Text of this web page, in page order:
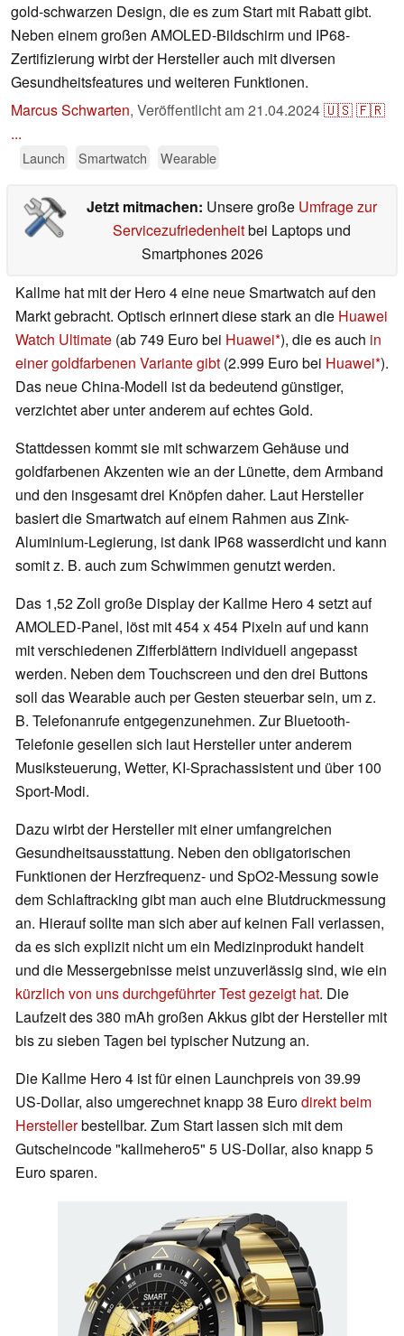
gold-schwarzen Design, die es zum Start mit Rabatt gibt.
Neben einem großen AMOLED-Bildschirm und IP68-
Zertifizierung wirbt der Hersteller auch mit diversen
Gesundheitsfeatures und weiteren Funktionen.
Marcus Schwarten, Veröffentlicht am21.04.2024🇺🇸🇫🇷
...
Launch Smartwatch Wearable
Jetzt mitmachen: Unsere große Umfrage zur
Servicezufriedenheitbei Laptops und
Smartphones 2026
Kallme hat mit der Hero 4 eine neue Smartwatch auf den
Markt gebracht. Optisch erinnert diese stark an die Huawei
Watch Ultimate (ab 749 Euro bei Huawei ), die es auch in
einer goldfarbenen Variante gibt (2.999 Euro bei Huawei ).
Das neue China-Modell ist da bedeutend günstiger,
verzichtet aber unter anderem auf echtes Gold.
Stattdessen kommt sie mit schwarzem Gehäuse und
goldfarbenen Akzenten wie an der Lünette, dem Armband
und den insgesamt drei Knöpfen daher. Laut Hersteller
basiert die Smartwatch auf einem Rahmen aus Zink-
Aluminium-Legierung, ist dank IP68 wasserdicht und kann
somit z. B. auch zum Schwimmen genutzt werden.
Das 1,52 Zoll große Display der Kallme Hero 4 setzt auf
AMOLED-Panel, löst mit 454 x 454 Pixeln auf und kann
mit verschiedenen Zifferblättern individuell angepasst
werden. Neben dem Touchscreen und den drei Buttons
soll das Wearable auch per Gesten steuerbar sein, um z.
B. Telefonanrufe entgegenzunehmen. Zur Bluetooth-
Telefonie gesellen sich laut Hersteller unter anderem
Musiksteuerung, Wetter, KI-Sprachassistent und über 100
Sport-Modi.
Dazu wirbt der Hersteller mit einer umfangreichen
Gesundheitsausstattung. Neben den obligatorischen
Funktionen der Herzfrequenz- und SpO2-Messung sowie
dem Schlaftracking gibt man auch eine Blutdruckmessung
an. Hierauf sollte man sich aber auf keinen Fall verlassen,
da es sich explizit nicht um ein Medizinprodukt handelt
und die Messergebnisse meist unzuverlässig sind, wie ein
kürzlich von uns durchgeführter Test gezeigt hat. Die
Laufzeit des 380 mAh großen Akkus gibt der Hersteller mit
bis zu sieben Tagen bei typischer Nutzung an.
Die Kallme Hero 4 ist für einen Launchpreis von 39.99
US-Dollar, also umgerechnet knapp 38 Eurodirekt beim
Herstellerbestellbar. Zum Start lassen sich mit dem
Gutscheincode "kallmehero5" 5 US-Dollar, also knapp 5
Euro sparen.